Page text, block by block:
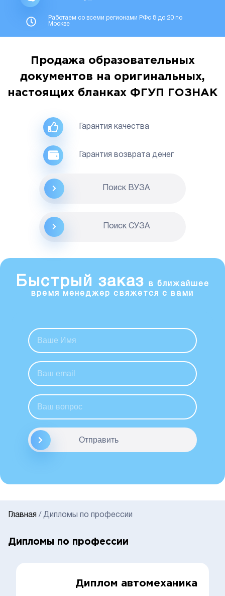
Работаем со всеми регионами РФс 8 до 20 по
Москве
Продажа образовательных
документов на оригинальных,
настоящих бланках ФГУП ГОЗНАК
Гарантия качества
Гарантия возврата денег
Поиск ВУЗА
Поиск CУЗА
Быстрый заказ
в ближайшее
время менеджер свяжется с вами
Отправить
Главная / Дипломы по профессии
Дипломы по профессии
Диплом автомеханика